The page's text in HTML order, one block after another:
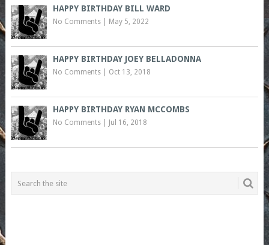
HAPPY BIRTHDAY BILL WARD
No Comments| May 5, 2022
HAPPY BIRTHDAY JOEY BELLADONNA
No Comments| Oct 13, 2018
HAPPY BIRTHDAY RYAN MCCOMBS
No Comments| Jul 16, 2018